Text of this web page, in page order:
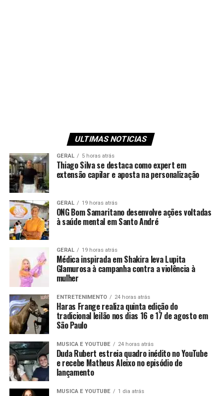
ULTIMAS NOTICIAS
GERAL 5 horas atrás
Thiago Silva se destaca como expert em
extensão capilar e aposta na personalização
GERAL 19 horas atrás
ONG Bom Samaritano desenvolve ações voltadas
à saúde mental em Santo André
GERAL 19 horas atrás
Médica inspirada em Shakira leva Lupita
Glamurosa à campanha contra a violência à
mulher
ENTRETENIMENTO 24 horas atrás
Haras Frange realiza quinta edição do
tradicional leilão nos dias 16 e 17 de agosto em
São Paulo
MUSICA E YOUTUBE 24 horas atrás
Duda Rubert estreia quadro inédito no YouTube
e recebe Matheus Aleixo no episódio de
lançamento
MUSICA E YOUTUBE 1 dia atrás